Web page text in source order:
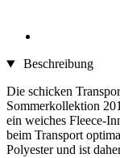
Beschreibung
Die schicken
Sommerkollektion
ein weiches Fleece-
beim Transport
Polyester und ist